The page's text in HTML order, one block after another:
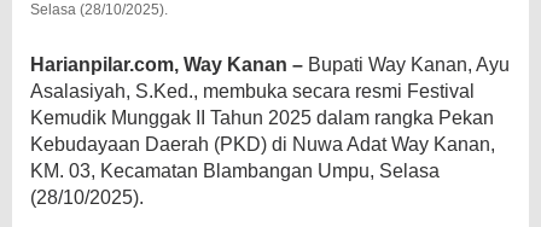
Selasa (28/10/2025).
Harianpilar.com, Way Kanan – Bupati Way Kanan, Ayu
Asalasiyah, S.Ked., membuka secara resmi Festival
Kemudik Munggak II Tahun 2025 dalam rangka Pekan
Kebudayaan Daerah (PKD) di Nuwa Adat Way Kanan,
KM. 03, Kecamatan Blambangan Umpu, Selasa
(28/10/2025).